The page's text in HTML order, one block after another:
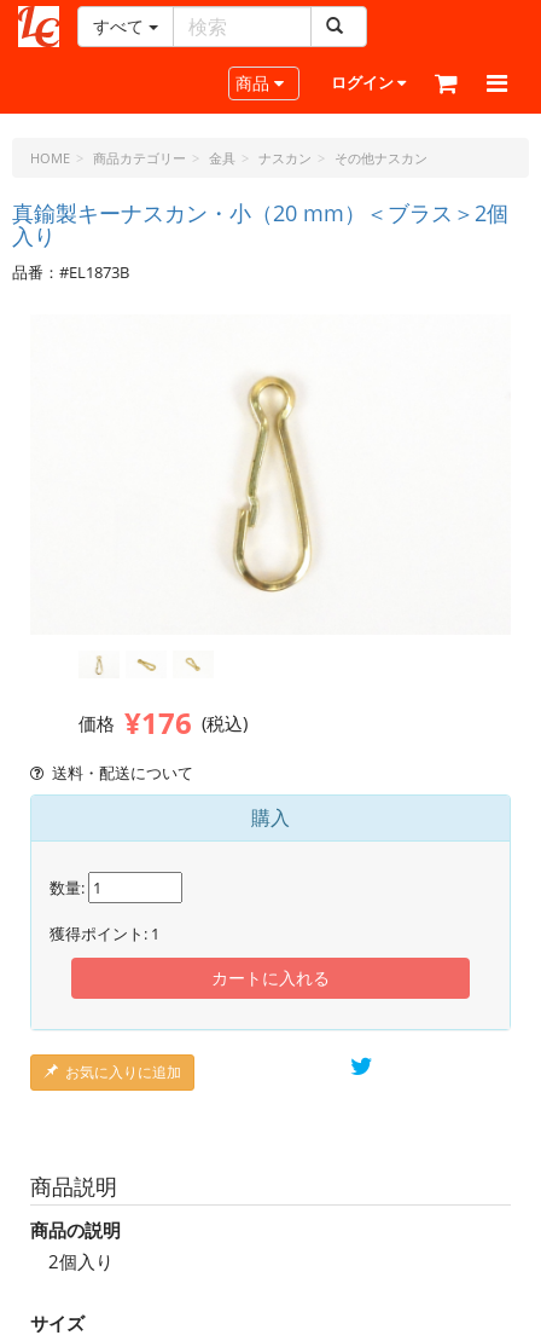
ー
ラ
ト・
ド
ッ
ト・
すべて
Toggle navigation
商品 ログイン
HOME 商品カテゴリー 金具 ナスカン その他ナスカン
真鍮製キーナスカン・小（20 mm）＜ブラス＞2個
入り
品番：#EL1873B
価格 ¥176 (税込)
送料・配送について
購入
数量:
獲得ポイント: 1
カートに入れる
お気に入りに追加
商品説明
商品の説明
2個入り
サイズ